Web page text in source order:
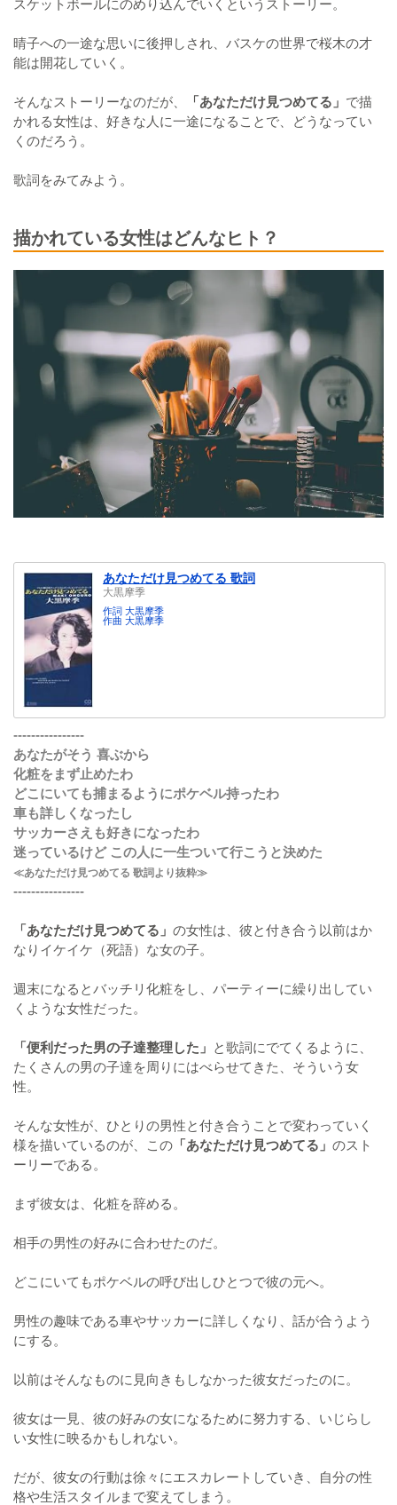
スケットボールにのめり込んでいくというストーリー。
晴子への一途な思いに後押しされ、バスケの世界で桜木の才
能は開花していく。
そんなストーリーなのだが、 「あなただけ見つめてる」 で描
かれる女性は、好きな人に一途になることで、どうなってい
くのだろう。
歌詞をみてみよう。
描かれている女性はどんなヒト？
あなただけ見つめてる 歌詞
大黒摩季
作詞 大黒摩季
作曲 大黒摩季
----------------
あなたがそう 喜ぶから
化粧をまず止めたわ
どこにいても捕まるようにポケベル持ったわ
車も詳しくなったし
サッカーさえも好きになったわ
迷っているけど この人に一生ついて行こうと決めた
≪あなただけ見つめてる 歌詞より抜粋≫
----------------
「あなただけ見つめてる」 の女性は、彼と付き合う以前はか
なりイケイケ（死語）な女の子。
週末になるとバッチリ化粧をし、パーティーに繰り出してい
くような女性だった。
「便利だった男の子達整理した」 と歌詞にでてくるように、
たくさんの男の子達を周りにはべらせてきた、そういう女
性。
そんな女性が、ひとりの男性と付き合うことで変わっていく
様を描いているのが、この 「あなただけ見つめてる」 のスト
ーリーである。
まず彼女は、化粧を辞める。
相手の男性の好みに合わせたのだ。
どこにいてもポケベルの呼び出しひとつで彼の元へ。
男性の趣味である車やサッカーに詳しくなり、話が合うよう
にする。
以前はそんなものに見向きもしなかった彼女だったのに。
彼女は一見、彼の好みの女になるために努力する、いじらし
い女性に映るかもしれない。
だが、彼女の行動は徐々にエスカレートしていき、自分の性
格や生活スタイルまで変えてしまう。